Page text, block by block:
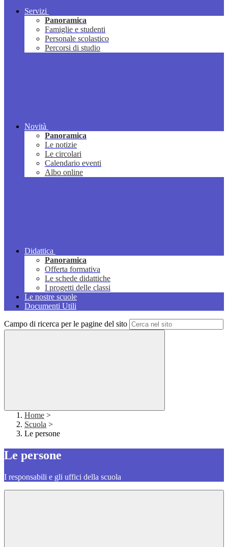
Servizi
Panoramica
Famiglie e studenti
Personale scolastico
Percorsi di studio
Novità
Panoramica
Le notizie
Le circolari
Calendario eventi
Albo online
Didattica
Panoramica
Offerta formativa
Le schede didattiche
I progetti delle classi
Le nostre scuole
Documenti Utili
Campo di ricerca per le pagine del sito
Home >
Scuola >
Le persone
Le persone
I responsabili e gli uffici della scuola